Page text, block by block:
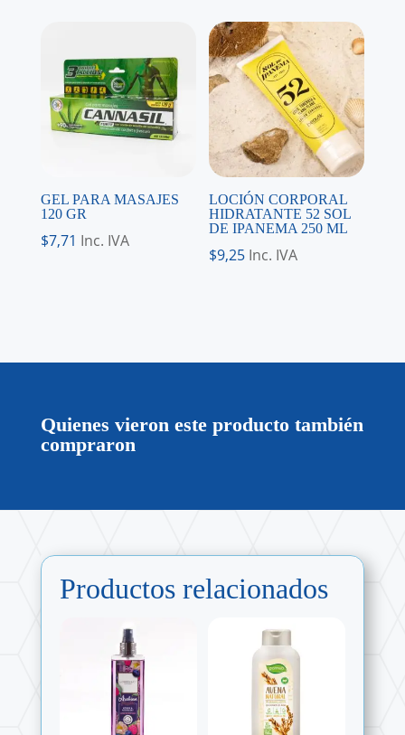
GEL PARA MASAJES
120 GR
$7,71 Inc. IVA
LOCIÓN CORPORAL
HIDRATANTE 52 SOL
DE IPANEMA 250 ML
$9,25 Inc. IVA
Quienes vieron este producto también
compraron
Productos relacionados